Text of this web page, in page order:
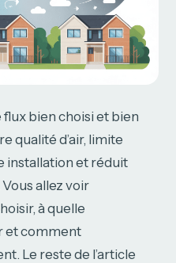
bien choisi et bien
qualité d’air, limite
installation et réduit
allez voir
à quelle
et comment
Le reste de l’article